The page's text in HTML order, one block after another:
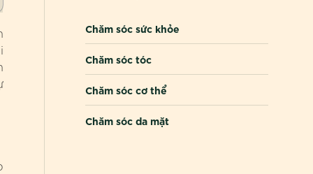
Chăm sóc sức khỏe
Chăm sóc tóc
Chăm sóc cơ thể
Chăm sóc da mặt